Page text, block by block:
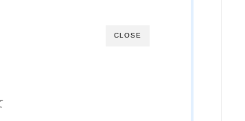
CLOSE